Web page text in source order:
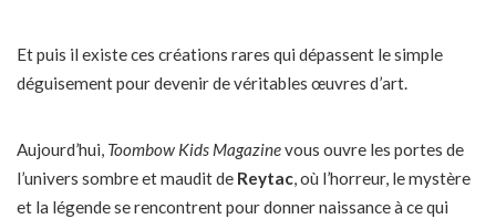
Et puis il existe ces créations rares qui dépassent le simple
déguisement pour devenir de véritables œuvres d’art.
Aujourd’hui, Toombow Kids Magazinevous ouvre les portes de
l’univers sombre et maudit de Reytac, où l’horreur, le mystère
et la légende se rencontrent pour donner naissance à ce qui